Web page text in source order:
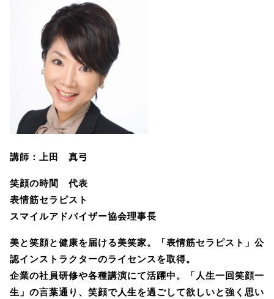
講師：上田 真弓
笑顔の時間 代表
表情筋セラピスト
スマイルアドバイザー協会理事長
美と笑顔と健康を届ける美笑家。「表情筋セラピスト」公
認インストラクターのライセンスを取得。
企業の社員研修や各種講演にて活躍中。「人生一回笑顔一
生」の言葉通り、笑顔で人生を過ごして欲しいと強く思い